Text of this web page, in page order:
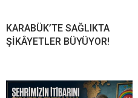
KARABÜK’TE SAĞLIKTA
ŞİKÂYETLER BÜYÜYOR!